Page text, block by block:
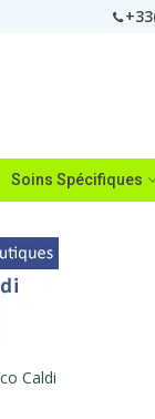
Soins Spécifiques
Caldi